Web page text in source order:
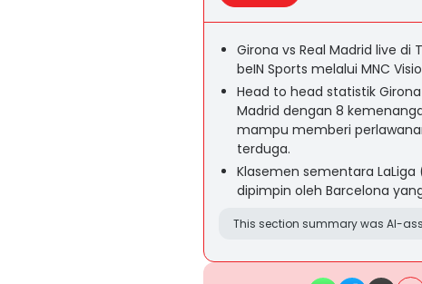
Girona vs Real Madrid live di
beIN Sports melalui MNC
Head to head statistik
Madrid dengan 8
mampu memberi
terduga.
Klasemen sementara
dipimpin oleh Barcelona
This section summary was AI-